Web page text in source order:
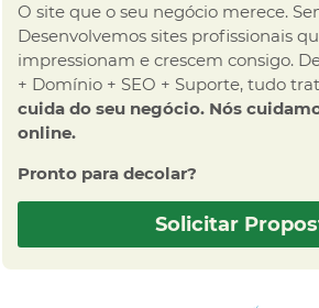
O site que o seu negócio merece.
Desenvolvemos sites profissionais
impressionam e crescem consigo.
+ Domínio + SEO + Suporte, tudo
cuida do seu negócio. Nós
online.
Pronto para decolar?
Solicitar